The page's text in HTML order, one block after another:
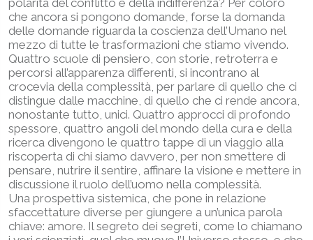
che ancora si pongono domande, forse la domanda
delle domande riguarda la coscienza dell’Umano nel
mezzo di tutte le trasformazioni che stiamo vivendo.
Quattro scuole di pensiero, con storie, retroterra e
percorsi all’apparenza differenti, si incontrano al
crocevia della complessità, per parlare di quello che ci
distingue dalle macchine, di quello che ci rende ancora,
nonostante tutto, unici. Quattro approcci di profondo
spessore, quattro angoli del mondo della cura e della
ricerca divengono le quattro tappe di un viaggio alla
riscoperta di chi siamo davvero, per non smettere di
pensare, nutrire il sentire, affinare la visione e mettere in
discussione il ruolo dell’uomo nella complessità.
Una prospettiva sistemica, che pone in relazione
sfaccettature diverse per giungere a un’unica parola
chiave: amore. Il segreto dei segreti, come lo chiamano